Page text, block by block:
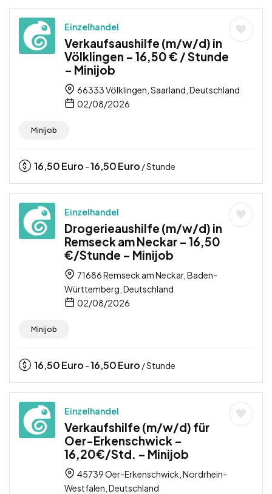
Einzelhandel
Verkaufsaushilfe (m/w/d) in
Völklingen – 16,50 € / Stunde
– Minijob
66333 Völklingen, Saarland, Deutschland
02/08/2026
Minijob
16,50Euro -16,50Euro / Stunde
Einzelhandel
Drogerieaushilfe (m/w/d) in
Remseck am Neckar – 16,50
€/Stunde – Minijob
71686 Remseck am Neckar, Baden-
Württemberg, Deutschland
02/08/2026
Minijob
16,50Euro -16,50Euro / Stunde
Einzelhandel
Verkaufshilfe (m/w/d) für
Oer-Erkenschwick –
16,20€/Std. – Minijob
45739 Oer-Erkenschwick, Nordrhein-
Westfalen, Deutschland